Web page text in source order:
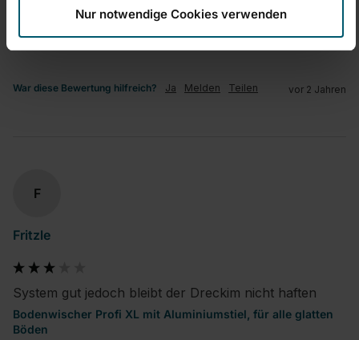
Nur notwendige Cookies verwenden
quality d'produit
War diese Bewertung hilfreich? Ja Melden Teilen vor 2 Jahren
F
Fritzle
System gut jedoch bleibt der Dreckim nicht haften
Bodenwischer Profi XL mit Aluminiumstiel, für alle glatten
Böden